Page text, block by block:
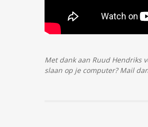
Met dank aan Ruud Hendriks
slaan op je computer? Mail